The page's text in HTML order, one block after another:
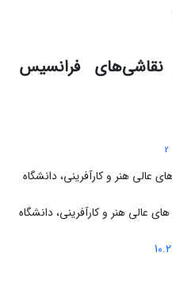
فرانسیس
2
هنر و کارآفرینی، دانشگاه
عالی هنر و کارآفرینی، دانشگاه